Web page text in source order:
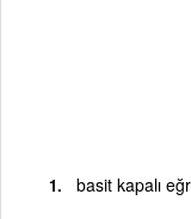
basit kapalı